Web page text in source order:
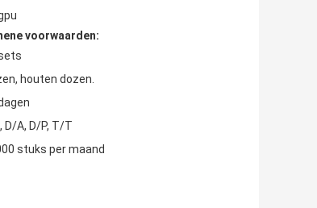
voorwaarden:
houten dozen.
D/A, D/P, T/T
stuks per maand